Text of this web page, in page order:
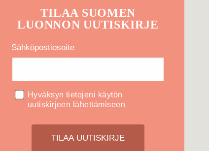
TILAA SUOMEN
LUONNONUUTIS­KIRJE
Sähköpostiosoite
Hyväksyn tietojeni käytön
uutiskirjeen lähettämiseen